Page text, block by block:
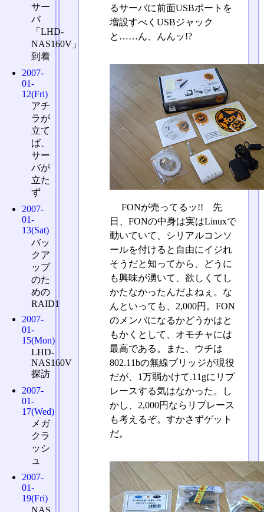
るサーバに前面USBポートを
増設すべくUSBジャック
と……ん、んんッ!?
FONが売ってるッ!! 先
日、FONの中身は実はLinuxで
動いていて、シリアルコンソ
ールを付けると自由にイジれ
そうだと知ってから、どうに
も興味が湧いて、欲しくてし
かたなかったんだよねぇ。な
んといっても、2,000円。FON
のメンバになるかどうかはと
もかくとして、オモチャには
最高である。また、ウチは
802.11bの無線ブリッジが現役
だが、1万弱かけて.11gにリプ
レースする気はなかった。し
かし、2,000円ならリプレース
も考えるぞ。すかさずゲット
だ。
サー
バ
「LHD-
NAS160V」
到着
2007-
01-
12(Fri)
アチ
ラが
立て
ば、
サー
バが
立た
ず
2007-
01-
13(Sat)
バッ
クア
ップ
のた
めの
RAID1
2007-
01-
15(Mon)
LHD-
NAS160V
探訪
2007-
01-
17(Wed)
メガ
クラ
ッシ
ュ
2007-
01-
19(Fri)
NAS